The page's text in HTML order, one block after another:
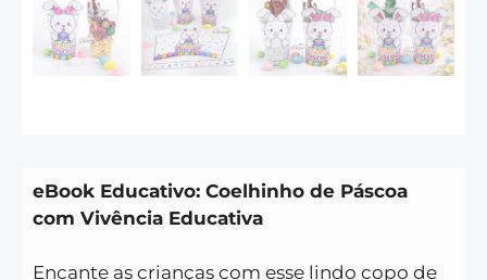
eBook Educativo: Coelhinho de Páscoa
com Vivência Educativa
Encante as crianças com esse lindo copo de